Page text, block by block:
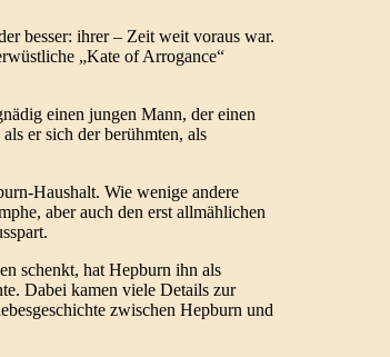
besser: ihrer – Zeit weit voraus war.
„Kate of Arrogance“
einen jungen Mann, der einen
er sich der berühmten, als
Haushalt. Wie wenige andere
aber auch den erst allmählichen
schenkt, hat Hepburn ihn als
Dabei kamen viele Details zur
zwischen Hepburn und